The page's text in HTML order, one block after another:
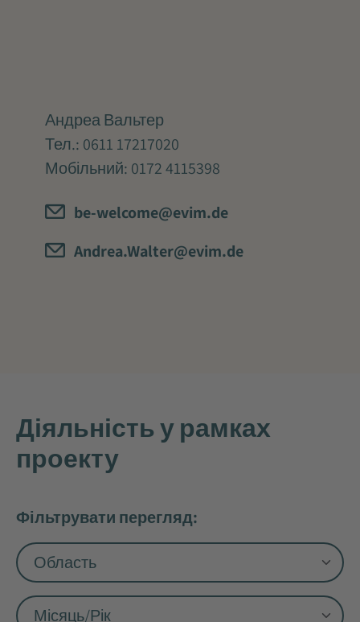
Андреа Вальтер
Тел.: 0611 17217020
Мобільний: 0172 4115398
be-welcome@evim.de
Andrea.Walter@evim.de
Діяльність у рамках
проекту
Фільтрувати перегляд: